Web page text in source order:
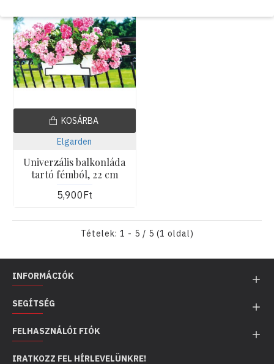
Elgarden
Univerzális balkonláda
tartó fémból, 22 cm
5,900Ft
KOSÁRBA
Tételek: 1 - 5 / 5 (1 oldal)
INFORMÁCIÓK
SEGÍTSÉG
FELHASZNÁLÓI FIÓK
IRATKOZZ FEL HÍRLEVELÜNKRE!